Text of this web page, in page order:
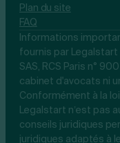
Plan du site
FAQ
Informations
fournis par
SAS, RCS Paris n°
cabinet d'avocats ni
Conformément à la loi
Legalstart n’est pas
conseils juridiques
juridiques adaptés à